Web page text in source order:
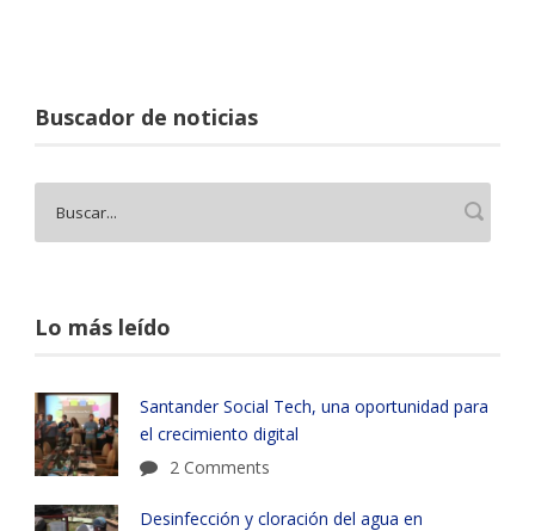
Buscador de noticias
Lo más leído
Santander Social Tech, una oportunidad para
el crecimiento digital
2 Comments
Desinfección y cloración del agua en